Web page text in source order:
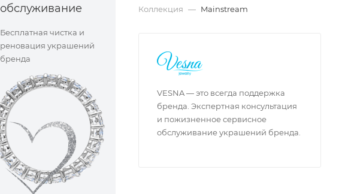
обслуживание
Бесплатная чистка и
реновация украшений
бренда
Коллекция — Mainstream
VESNA — это всегда поддержка
бренда. Экспертная консультация
и пожизненное сервисное
обслуживание украшений бренда.